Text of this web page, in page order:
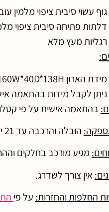
גוף עשוי סיבית ציפוי מלמין עובי 28
דלתות פתיחה סיבית ציפוי מלמין 17 ממ’ עם מנגנון פתיחה
רגליות מעץ מלא
מידת הארון 160W*40D*138H ס”מ
ניתן לקבל מידות בהתאמה
בהתאמה אישית על פי
הובלה והרכבה עד 21 ימי עסקים.
מגיע מורכב בחלקים
אין צורך לשדרג.
החלפות והחזרות: על פי